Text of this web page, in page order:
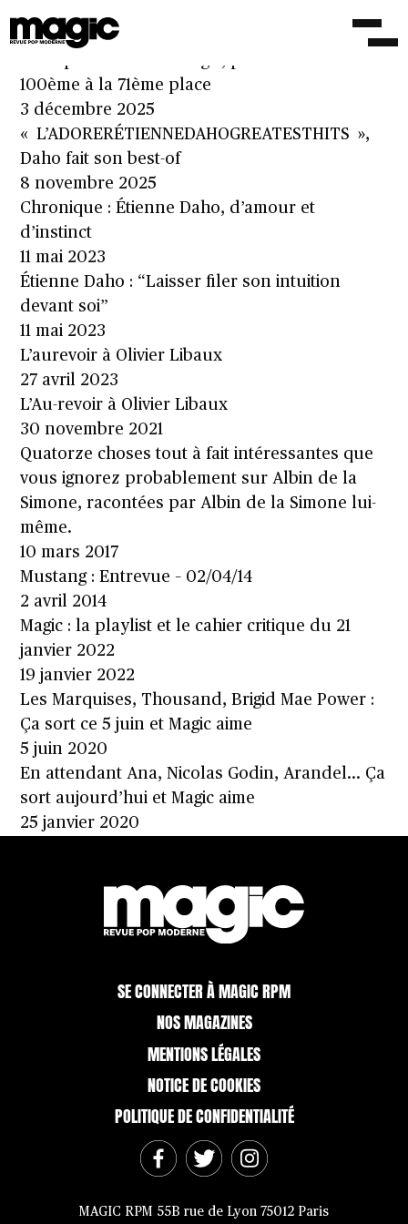
8 novembre 2025
100ème à la 71ème place
3 décembre 2025
« L’ADORERÉTIENNEDAHOGREATESTHITS »,
Daho fait son best-of
8 novembre 2025
Chronique : Étienne Daho, d’amour et
d’instinct
11 mai 2023
Étienne Daho : “Laisser filer son intuition
devant soi”
11 mai 2023
L’aurevoir à Olivier Libaux
27 avril 2023
L’Au-revoir à Olivier Libaux
30 novembre 2021
Quatorze choses tout à fait intéressantes que
vous ignorez probablement sur Albin de la
Simone, racontées par Albin de la Simone lui-
même.
10 mars 2017
Mustang : Entrevue – 02/04/14
2 avril 2014
Magic : la playlist et le cahier critique du 21
janvier 2022
19 janvier 2022
Les Marquises, Thousand, Brigid Mae Power :
Ça sort ce 5 juin et Magic aime
5 juin 2020
En attendant Ana, Nicolas Godin, Arandel… Ça
sort aujourd’hui et Magic aime
25 janvier 2020
SE CONNECTER À MAGIC RPM
NOS MAGAZINES
MENTIONS LÉGALES
NOTICE DE COOKIES
POLITIQUE DE CONFIDENTIALITÉ
MAGIC RPM 55B rue de Lyon 75012 Paris